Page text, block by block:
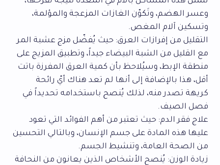
وعسر الهضم، وتَكوّن الغازات المزعجة والمؤلمة،
وتسكين آلام المغص.
التقليل من إفرازات العرق: حيث يُفضّل مزج عشبة المر
مع القليل من الشبة البيضاء جيداً، وتطبيق المزيج على
منطقة الإبط، وسيُلاحظ بأن كمية العرق المفرزة باتت
أقل، هذا بالإضافة إلى أنها لم تعد هناك أيّ رائحة
كريهة تصدر منه، لذلك يُنصح باستخدامه تحديداً في
فصل الصيف.
علاج فقر الدم: حيث تعتبر من أهم الفوائد التي تعود
عليها هذه المادة على جسم الإنسان، وبالتالي التحسين
من الصحة العامة، وتنشيط الجسم.
زيادة الوزن: يُنصح الأشخاص الذين يعانون من النحافة